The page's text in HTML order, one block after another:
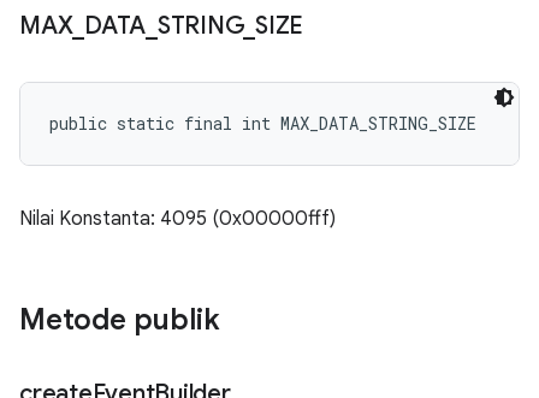
MAX_ DATA STRING_ SIZE
public static final int MAX_DATA_STRING_SIZE
Nilai Konstanta: 4095 (0x00000fff)
Metode publik